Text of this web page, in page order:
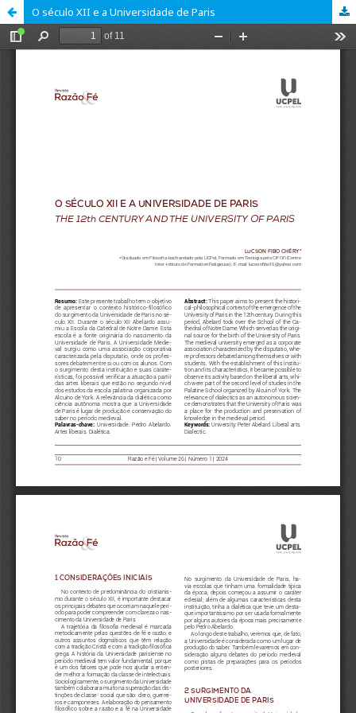
O século XII e a Universidade de Paris